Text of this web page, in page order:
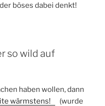
böses dabei denkt!
so wild auf
haben wollen, dann
wärmstens!
(wurde